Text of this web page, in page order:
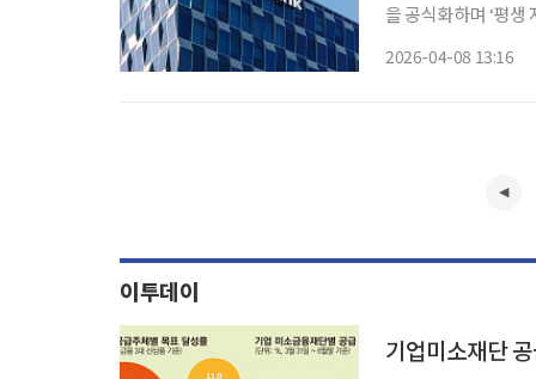
을 공식화하며 ‘평생 자산관리
2026-04-08 13:16
이투데이